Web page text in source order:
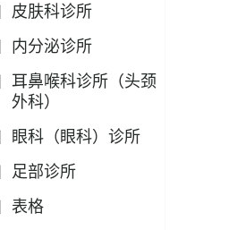
皮肤科诊所
内分泌诊所
耳鼻喉科诊所（头颈
外科）
眼科（眼科）诊所
足部诊所
表格